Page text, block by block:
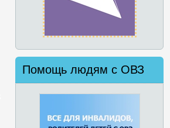
Помощь людям с ОВЗ